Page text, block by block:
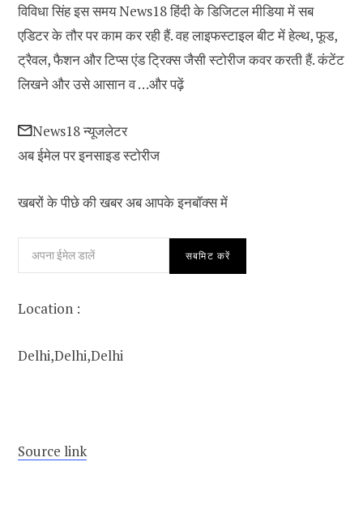
विविधा सिंह इस समय News18 हिंदी के डिजिटल मीडिया में सब
एडिटर के तौर पर काम कर रही हैं. वह लाइफस्टाइल बीट में हेल्थ, फूड,
ट्रैवल, फैशन और टिप्स एंड ट्रिक्स जैसी स्टोरीज कवर करती हैं. कंटेंट
लिखने और उसे आसान व …और पढ़ें
News18 न्यूजलेटर
अब ईमेल पर इनसाइड स्‍टोर‍ीज
खबरों के पीछे की खबर अब आपके इनबॉक्‍स में
सबमिट करें
Location :
Delhi,Delhi,Delhi
Source link